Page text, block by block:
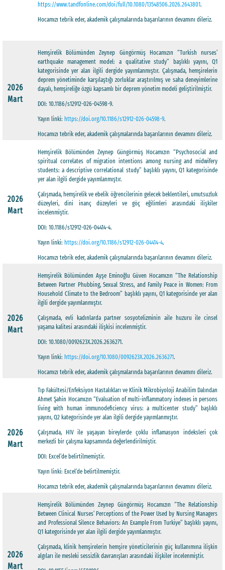
https://www.tandfonline.com/doi/full/10.1080/13548506.2026.2643801.
Hocamızı tebrik eder, akademik çalışmalarında başarılarının devamını dileriz.
2026
Mart
Hemşirelik Bölümünden Zeynep Güngörmüş Hocamızın “Turkish nurses’
earthquake management model: a qualitative study” başlıklı yayını, Q1
kategorisinde yer alan ilgili dergide yayımlanmıştır. Çalışmada, hemşirelerin
deprem yönetiminde karşılaştığı zorluklar araştırılmış ve saha deneyimlerine
dayalı, hemşireliğe özgü kapsamlı bir deprem yönetim modeli geliştirilmiştir.
DOI: 10.1186/s12912-026-04598-9.
Yayın linki: https://doi.org/10.1186/s12912-026-04598-9.
Hocamızı tebrik eder, akademik çalışmalarında başarılarının devamını dileriz.
2026
Mart
Hemşirelik Bölümünden Zeynep Güngörmüş Hocamızın “Psychosocial and
spiritual correlates of migration intentions among nursing and midwifery
students: a descriptive correlational study” başlıklı yayını, Q1 kategorisinde
yer alan ilgili dergide yayımlanmıştır.
Çalışmada, hemşirelik ve ebelik öğrencilerinin gelecek beklentileri, umutsuzluk
düzeyleri, dini inanç düzeyleri ve göç eğilimleri arasındaki ilişkiler
incelenmiştir.
DOI: 10.1186/s12912-026-04414-4.
Yayın linki: https://doi.org/10.1186/s12912-026-04414-4.
Hocamızı tebrik eder, akademik çalışmalarında başarılarının devamını dileriz.
2026
Mart
Hemşirelik Bölümünden Ayşe Eminoğlu Güven Hocamızın “The Relationship
Between Partner Phubbing, Sexual Stress, and Family Peace in Women: From
Household Climate to the Bedroom” başlıklı yayını, Q1 kategorisinde yer alan
ilgili dergide yayımlanmıştır.
Çalışmada, evli kadınlarda partner sosyotelizminin aile huzuru ile cinsel
yaşama kalitesi arasındaki ilişkisi incelenmiştir.
DOI: 10.1080/0092623X.2026.2636271.
Yayın linki: https://doi.org/10.1080/0092623X.2026.2636271.
Hocamızı tebrik eder, akademik çalışmalarında başarılarının devamını dileriz.
2026
Mart
Tıp Fakültesi/Enfeksiyon Hastalıkları ve Klinik Mikrobiyoloji Anabilim Dalından
Ahmet Şahin Hocamızın “Evaluation of multi-inflammatory indexes in persons
living with human immunodeficiency virus: a multicenter study” başlıklı
yayını, Q2 kategorisinde yer alan ilgili dergide yayımlanmıştır.
Çalışmada, HIV ile yaşayan bireylerde çoklu inflamasyon indeksleri çok
merkezli bir çalışma kapsamında değerlendirilmiştir.
DOI: Excel’de belirtilmemiştir.
Yayın linki: Excel’de belirtilmemiştir.
Hocamızı tebrik eder, akademik çalışmalarında başarılarının devamını dileriz.
2026
Mart
Hemşirelik Bölümünden Zeynep Güngörmüş Hocamızın “The Relationship
Between Clinical Nurses’ Perceptions of the Power Used by Nursing Managers
and Professional Silence Behaviors: An Example From Turkiye” başlıklı yayını,
Q1 kategorisinde yer alan ilgili dergide yayımlanmıştır.
Çalışmada, klinik hemşirelerin hemşire yöneticilerinin güç kullanımına ilişkin
algıları ile mesleki sessizlik davranışları arasındaki ilişkiler incelenmiştir.